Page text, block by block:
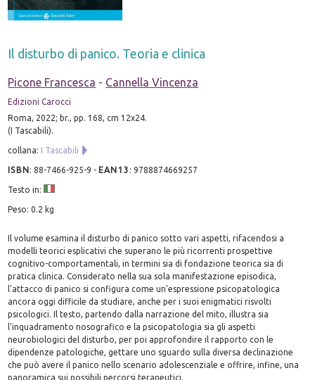
Il disturbo di panico. Teoria e clinica
Picone Francesca - Cannella Vincenza
Edizioni Carocci
Roma, 2022; br., pp. 168, cm 12x24.
(I Tascabili).
collana: I Tascabili
ISBN:88-7466-925-9 - EAN13 :9788874669257
Testo in:
Peso: 0.2 kg
Il volume esamina il disturbo di panico sotto vari aspetti, rifacendosi a
modelli teorici esplicativi che superano le più ricorrenti prospettive
cognitivo-comportamentali, in termini sia di fondazione teorica sia di
pratica clinica. Considerato nella sua sola manifestazione episodica,
l'attacco di panico si configura come un'espressione psicopatologica
ancora oggi difficile da studiare, anche per i suoi enigmatici risvolti
psicologici. Il testo, partendo dalla narrazione del mito, illustra sia
l'inquadramento nosografico e la psicopatologia sia gli aspetti
neurobiologici del disturbo, per poi approfondire il rapporto con le
dipendenze patologiche, gettare uno sguardo sulla diversa declinazione
che può avere il panico nello scenario adolescenziale e offrire, infine, una
panoramica sui possibili percorsi terapeutici.